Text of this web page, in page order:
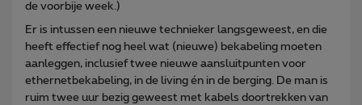
de voorbije week.)
Er is intussen een nieuwe technieker langsgeweest, en die
heeft effectief nog heel wat (nieuwe) bekabeling moeten
aanleggen, inclusief twee nieuwe aansluitpunten voor
ethernetbekabeling, in de living én in de berging. De man is
ruim twee uur bezig geweest met kabels doortrekken van